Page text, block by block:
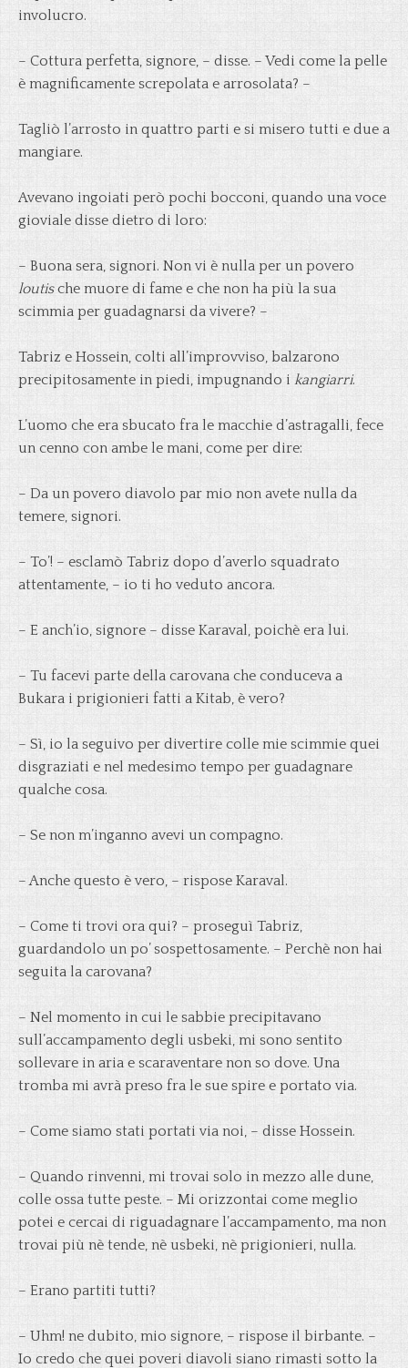
involucro.
– Cottura perfetta, signore, – disse. – Vedi come la pelle
è magnificamente screpolata e arrosolata? –
Tagliò l’arrosto in quattro parti e si misero tutti e due a
mangiare.
Avevano ingoiati però pochi bocconi, quando una voce
gioviale disse dietro di loro:
– Buona sera, signori. Non vi è nulla per un povero
loutische muore di fame e che non ha più la sua
scimmia per guadagnarsi da vivere? –
Tabriz e Hossein, colti all’improvviso, balzarono
precipitosamente in piedi, impugnando i kangiarri.
L’uomo che era sbucato fra le macchie d’astragalli, fece
un cenno con ambe le mani, come per dire:
– Da un povero diavolo par mio non avete nulla da
temere, signori.
– To’! – esclamò Tabriz dopo d’averlo squadrato
attentamente, – io ti ho veduto ancora.
– E anch’io, signore – disse Karaval, poichè era lui.
– Tu facevi parte della carovana che conduceva a
Bukara i prigionieri fatti a Kitab, è vero?
– Sì, io la seguivo per divertire colle mie scimmie quei
disgraziati e nel medesimo tempo per guadagnare
qualche cosa.
– Se non m’inganno avevi un compagno.
– Anche questo è vero, – rispose Karaval.
– Come ti trovi ora qui? – proseguì Tabriz,
guardandolo un po’ sospettosamente. – Perchè non hai
seguita la carovana?
– Nel momento in cui le sabbie precipitavano
sull’accampamento degli usbeki, mi sono sentito
sollevare in aria e scaraventare non so dove. Una
tromba mi avrà preso fra le sue spire e portato via.
– Come siamo stati portati via noi, – disse Hossein.
– Quando rinvenni, mi trovai solo in mezzo alle dune,
colle ossa tutte peste. – Mi orizzontai come meglio
potei e cercai di riguadagnare l’accampamento, ma non
trovai più nè tende, nè usbeki, nè prigionieri, nulla.
– Erano partiti tutti?
– Uhm! ne dubito, mio signore, – rispose il birbante. –
Io credo che quei poveri diavoli siano rimasti sotto la